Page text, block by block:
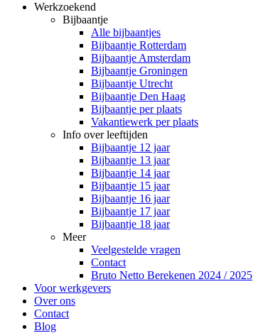
Werkzoekend
Bijbaantje
Alle bijbaantjes
Bijbaantje Rotterdam
Bijbaantje Amsterdam
Bijbaantje Groningen
Bijbaantje Utrecht
Bijbaantje Den Haag
Bijbaantje per plaats
Vakantiewerk per plaats
Info over leeftijden
Bijbaantje 12 jaar
Bijbaantje 13 jaar
Bijbaantje 14 jaar
Bijbaantje 15 jaar
Bijbaantje 16 jaar
Bijbaantje 17 jaar
Bijbaantje 18 jaar
Meer
Veelgestelde vragen
Contact
Bruto Netto Berekenen 2024 / 2025
Voor werkgevers
Over ons
Contact
Blog